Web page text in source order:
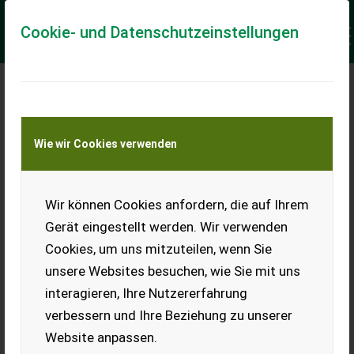
Cookie- und Datenschutzeinstellungen
Wie wir Cookies verwenden
Wir können Cookies anfordern, die auf Ihrem
Gerät eingestellt werden. Wir verwenden
Cookies, um uns mitzuteilen, wenn Sie
unsere Websites besuchen, wie Sie mit uns
interagieren, Ihre Nutzererfahrung
verbessern und Ihre Beziehung zu unserer
Website anpassen.
Meine Transportkostenanfrage
Transport von Land- und Baumaschinen –
KEINE Tiertransporte
Ladeort
Ort